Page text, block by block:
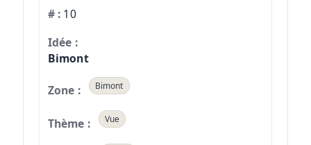
10
Bimont
Bimont
Vue